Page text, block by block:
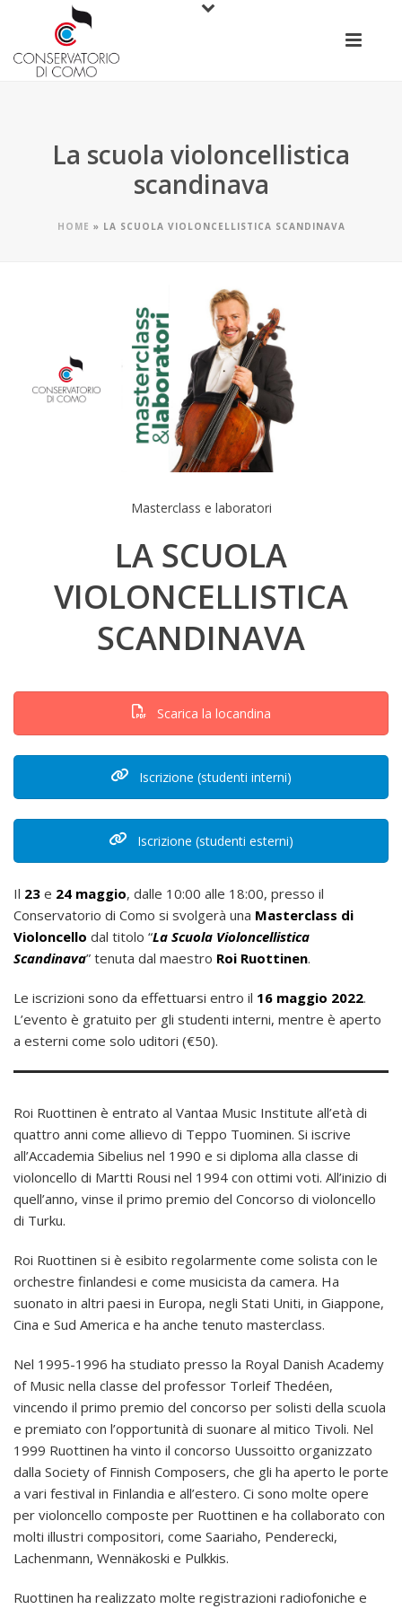
La scuola violoncellistica
scandinava
HOME » LA SCUOLA VIOLONCELLISTICA SCANDINAVA
Masterclass e laboratori
LA SCUOLA
VIOLONCELLISTICA
SCANDINAVA
Scarica la locandina
Iscrizione (studenti interni)
Iscrizione (studenti esterni)
Il 23 e 24 maggio, dalle 10:00 alle 18:00, presso il
Conservatorio di Como si svolgerà una Masterclass di
Violoncello dal titolo “La Scuola Violoncellistica
Scandinava” tenuta dal maestro Roi Ruottinen.
Le iscrizioni sono da effettuarsi entro il 16 maggio 2022.
L’evento è gratuito per gli studenti interni, mentre è aperto
a esterni come solo uditori (€50).
Roi Ruottinen è entrato al Vantaa Music Institute all’età di
quattro anni come allievo di Teppo Tuominen. Si iscrive
all’Accademia Sibelius nel 1990 e si diploma alla classe di
violoncello di Martti Rousi nel 1994 con ottimi voti. All’inizio di
quell’anno, vinse il primo premio del Concorso di violoncello
di Turku.
Roi Ruottinen si è esibito regolarmente come solista con le
orchestre finlandesi e come musicista da camera. Ha
suonato in altri paesi in Europa, negli Stati Uniti, in Giappone,
Cina e Sud America e ha anche tenuto masterclass.
Nel 1995-1996 ha studiato presso la Royal Danish Academy
of Music nella classe del professor Torleif Thedéen,
vincendo il primo premio del concorso per solisti della scuola
e premiato con l’opportunità di suonare al mitico Tivoli. Nel
1999 Ruottinen ha vinto il concorso Uussoitto organizzato
dalla Society of Finnish Composers, che gli ha aperto le porte
a vari festival in Finlandia e all’estero. Ci sono molte opere
per violoncello composte per Ruottinen e ha collaborato con
molti illustri compositori, come Saariaho, Penderecki,
Lachenmann, Wennäkoski e Pulkkis.
Ruottinen ha realizzato molte registrazioni radiofoniche e